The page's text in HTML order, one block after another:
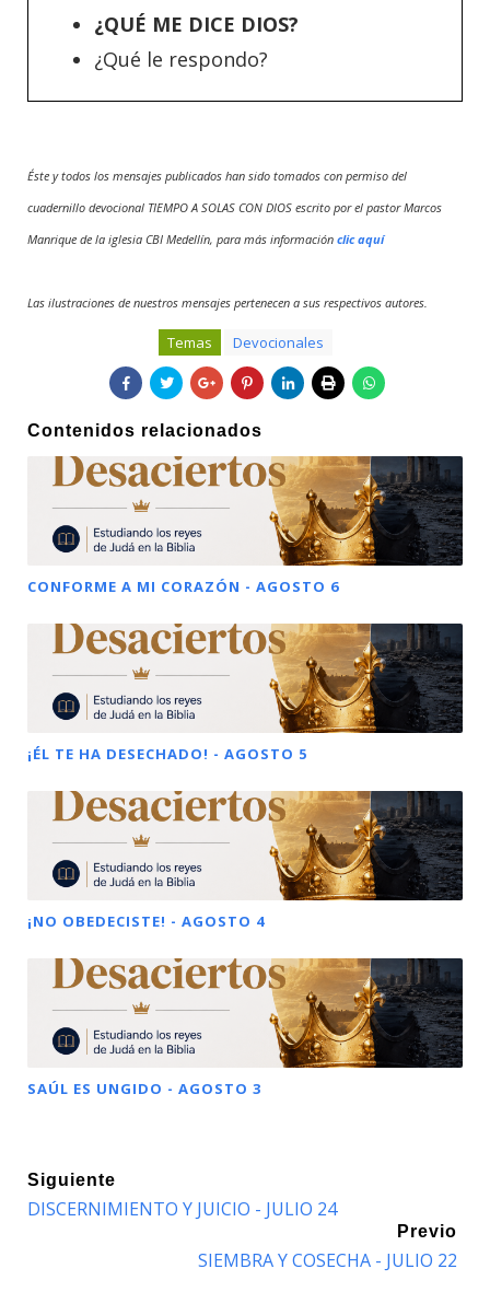
¿QUÉ ME DICE DIOS?
¿Qué le respondo?
Éste y todos los mensajes publicados han sido tomados con permiso del
cuadernillo devocional TIEMPO A SOLAS CON DIOS escrito por el pastor Marcos
Manrique de la iglesia CBI Medellín, para más información clic aquí
Las ilustraciones de nuestros mensajes pertenecen a sus respectivos autores.
Temas Devocionales
Contenidos relacionados
CONFORME A MI CORAZÓN - AGOSTO 6
¡ÉL TE HA DESECHADO! - AGOSTO 5
¡NO OBEDECISTE! - AGOSTO 4
SAÚL ES UNGIDO - AGOSTO 3
Siguiente
DISCERNIMIENTO Y JUICIO - JULIO 24
Previo
SIEMBRA Y COSECHA - JULIO 22